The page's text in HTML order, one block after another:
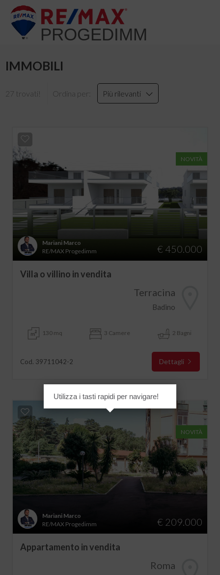
PROGEDIMM
IMMOBILI
27 trovati! Ordina per: Più rilevanti
NOVITÀ
Mariani Marco
RE/MAX Progedimm
€ 450.000
Villa o villino in vendita
Terracina
Badino
130 mq 3 Camere 2 Bagni
Cod. 39711042-2 Dettagli
NOVITÀ
Mariani Marco
RE/MAX Progedimm
€ 209.000
Appartamento in vendita
Roma
Utilizza i tasti rapidi per navigare!